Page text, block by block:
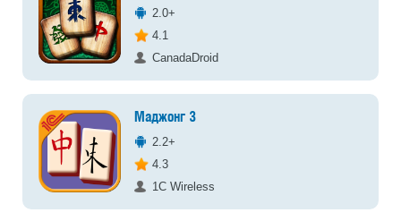
2.0+
4.1
CanadaDroid
Маджонг 3
2.2+
4.3
1C Wireless